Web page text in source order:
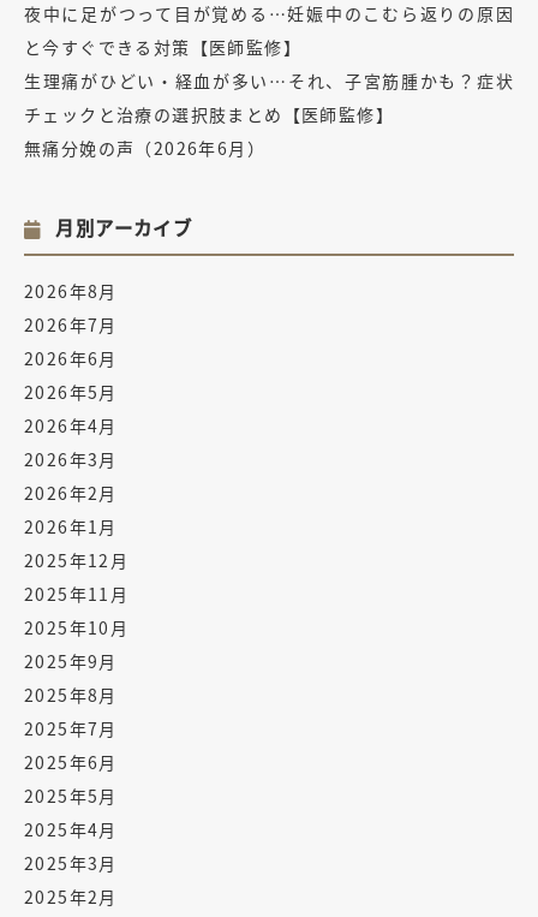
夜中に足がつって目が覚める…妊娠中のこむら返りの原因
と今すぐできる対策【医師監修】
生理痛がひどい・経血が多い…それ、子宮筋腫かも？症状
チェックと治療の選択肢まとめ【医師監修】
無痛分娩の声（2026年6月）
月別アーカイブ
2026年8月
2026年7月
2026年6月
2026年5月
2026年4月
2026年3月
2026年2月
2026年1月
2025年12月
2025年11月
2025年10月
2025年9月
2025年8月
2025年7月
2025年6月
2025年5月
2025年4月
2025年3月
2025年2月